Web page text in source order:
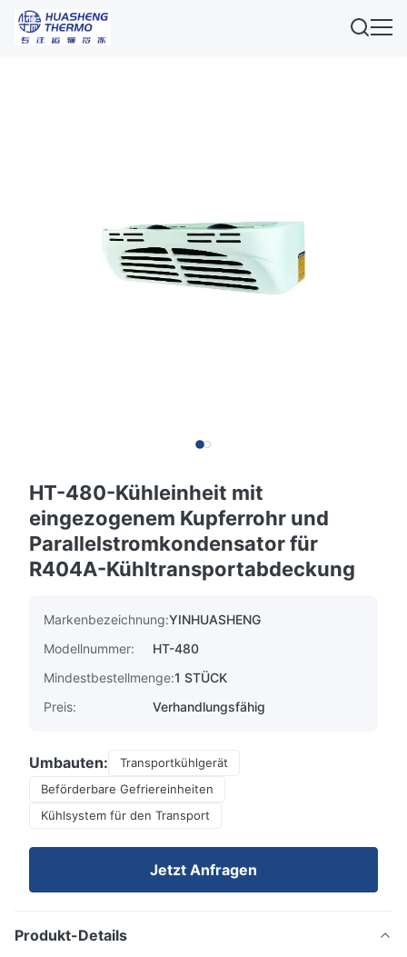
HT-480-Kühleinheit mit
eingezogenem Kupferrohr und
Parallelstromkondensator für
R404A-Kühltransportabdeckung
Markenbezeichnung:YINHUASHENG
Modellnummer:
HT-480
Mindestbestellmenge:1 STÜCK
Preis:
Verhandlungsfähig
Umbauten:
Transportkühlgerät
Beförderbare Gefriereinheiten
Kühlsystem für den Transport
Jetzt Anfragen
Produkt-Details